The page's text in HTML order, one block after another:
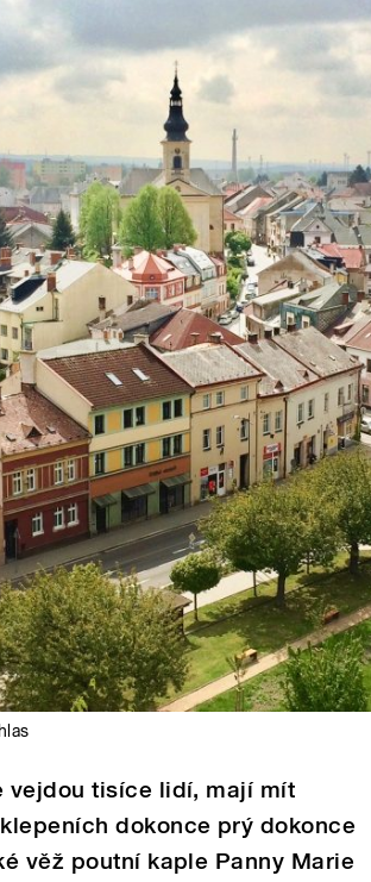
vejdou tisíce lidí, mají mít
dokonce prý dokonce
věž poutní kaple Panny Marie